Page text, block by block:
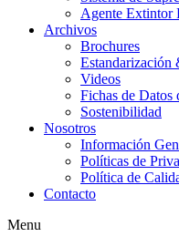
Agente Extintor
Archivos
Brochures
Estandarización
Videos
Fichas de Datos
Sostenibilidad
Nosotros
Información
Políticas de
Política de
Contacto
Menu